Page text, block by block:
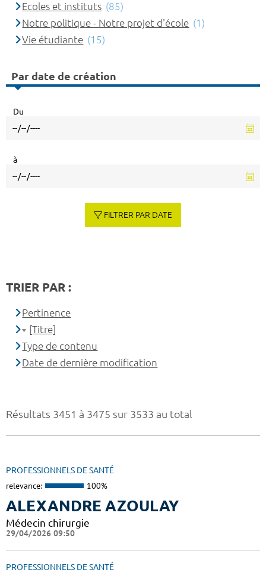
Résultats 3451 à 3475 sur 3533 au total
PROFESSIONNELS DE SANTÉ
relevance: 100%
ALEXANDRE AZOULAY
Médecin chirurgie
29/04/2026 09:50
PROFESSIONNELS DE SANTÉ
Ecoles et instituts (85)
Notre politique - Notre projet d'école (1)
Vie étudiante (15)
Par date de création
Du
à
FILTRER PAR DATE
TRIER PAR :
Pertinence
[Titre]
Type de contenu
Date de dernière modification